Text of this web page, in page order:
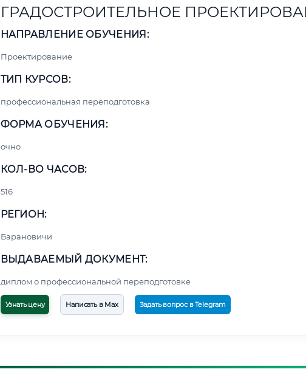
ГРАДОСТРОИТЕЛЬНОЕ
НАПРАВЛЕНИЕ ОБУЧЕНИЯ:
Проектирование
ТИП КУРСОВ:
профессиональная переподготовка
ФОРМА ОБУЧЕНИЯ:
очно
КОЛ-ВО ЧАСОВ:
516
РЕГИОН:
Барановичи
ВЫДАВАЕМЫЙ ДОКУМЕНТ:
диплом о профессиональной переподготовке
Узнать цену Написать в Max Задать вопрос в Telegram